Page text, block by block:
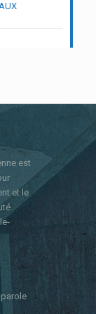
est
et le